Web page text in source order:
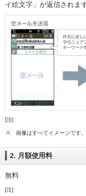
イ絵文字」が返信されます
[注]
※ 画像はすべてイメージです
2. 月額使用料
無料
[注]